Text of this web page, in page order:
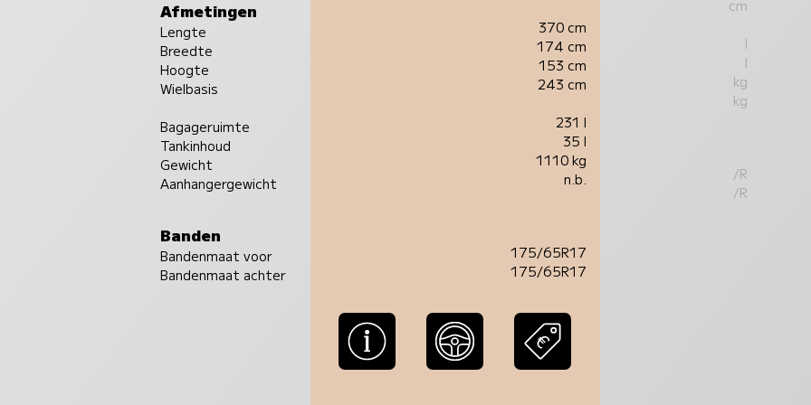
Afmetingen
Lengte
Breedte
Hoogte
Wielbasis
Bagageruimte
Tankinhoud
Gewicht
Aanhangergewicht
Banden
Bandenmaat voor
Bandenmaat achter
370 cm
174 cm
153 cm
243 cm
231 l
35 l
1110 kg
n.b.
175/65R17
175/65R17
cm
l
l
kg
kg
/R
/R